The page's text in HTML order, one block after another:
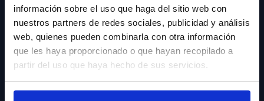
información sobre el uso que haga del sitio web con
nuestros partners de redes sociales, publicidad y análisis
web, quienes pueden combinarla con otra información
que les haya proporcionado o que hayan recopilado a
partir del uso que haya hecho de sus servicios.
Suscríbete y recibe las últimas novedades y ofertas.
Acepto los
Términos y
Condiciones
Suscribirse